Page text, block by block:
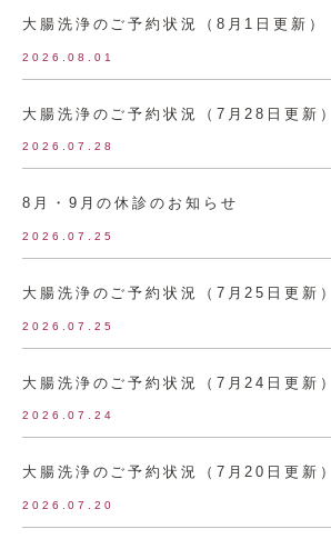
大腸洗浄のご予約状況（8月1日更新）
2026.08.01
大腸洗浄のご予約状況（7月28日更新）
2026.07.28
8月・9月の休診のお知らせ
2026.07.25
大腸洗浄のご予約状況（7月25日更新）
2026.07.25
大腸洗浄のご予約状況（7月24日更新）
2026.07.24
大腸洗浄のご予約状況（7月20日更新）
2026.07.20